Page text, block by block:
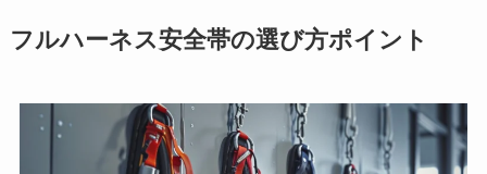
フルハーネス安全帯の選び方ポイント